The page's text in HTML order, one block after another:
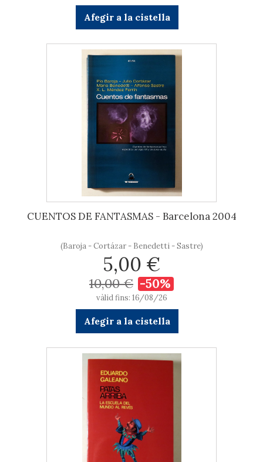
Afegir a la cistella
CUENTOS DE FANTASMAS - Barcelona 2004
(Baroja - Cortázar - Benedetti - Sastre)
5,00 €
10,00 € -50%
vàlid fins: 16/08/26
Afegir a la cistella